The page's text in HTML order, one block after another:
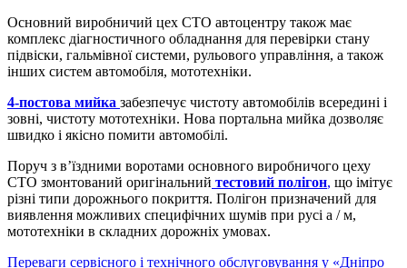
Основний виробничий цех СТО автоцентру також має
комплекс діагностичного обладнання для перевірки стану
підвіски, гальмівної системи, рульового управління, а також
інших систем автомобіля, мототехніки.
4-постова мийка забезпечує чистоту автомобілів всередині і
зовні, чистоту мототехніки. Нова портальна мийка дозволяє
швидко і якісно помити автомобілі.
Поруч з в’їздними воротами основного виробничого цеху
СТО змонтований оригінальний тестовий полігон, що імітує
різні типи дорожнього покриття. Полігон призначений для
виявлення можливих специфічних шумів при русі а / м,
мототехніки в складних дорожніх умовах.
Переваги сервісного і технічного обслуговування у «Дніпро